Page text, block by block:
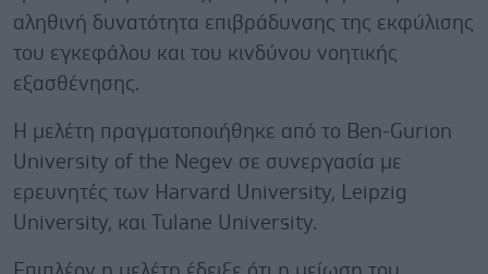
αληθινή δυνατότητα επιβράδυνσης της εκφύλισης
του εγκεφάλου και του κινδύνου νοητικής
εξασθένησης.
Η μελέτη πραγματοποιήθηκε από το Ben-Gurion
University of the Negev σε συνεργασία με
ερευνητές των Harvard University, Leipzig
University, και Tulane University.